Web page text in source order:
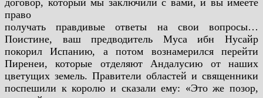
договор, который мы заключили с вами, и вы имеете
право
получать правдивые ответы на свои вопросы…
Поистине, вашпредводитель Муса ибн Нусайр
покорил Испанию, а потом вознамерился перейти
Пиренеи, которые отделяют Андалусию от наших
цветущих земель. Правители областей и священники
поспешили к королю и сказали ему: «Это же позор,